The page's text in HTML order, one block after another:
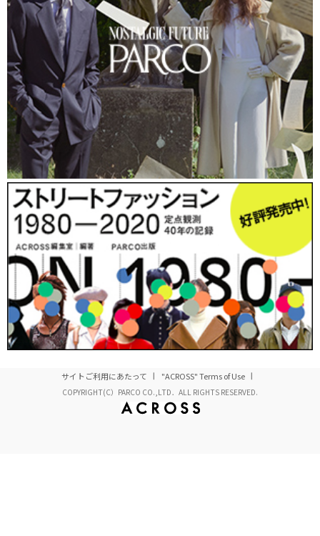
手仕事を称賛することは、当の手仕事に取り組んでいる
人々に対して正当なリスペクトをもたらすとは限らない
ということだ。 非西洋のファッション産業は、しかし、
100％オリエンタリズムの被害者というわけでもない。
手仕事によって、西洋に対して自分たちの存在をアピー
ルすることもできる。西洋からのオリエンタリズムを利
用することで利益を上げるだけではなく、自分たちのア
イデンティティを創り出し、内外に知らしめ、ナショナ
ルブランディングを行う。
非西洋のデザイナーがパリで発表すること自体をファッ
ションの制度の前提として、自国の手仕事を西洋的なモ
ードの文脈へと翻訳する事例も散見される。そこではセ
ルフ・オリエンタリズム（自らが自らをエキゾチック化
すること）と、これまで声を与えられていなかった非西
洋文化を生きる者としての語りが同時に行われている。
しかし、パリでの活躍を目指すことは、そうすることが
非西洋文化を西洋文化に認めさせることを目的とする限
り、西洋＝モードという制度的枠組みから完全に外れら
れるような試みではない。
サイトご利用にあたって "ACROSS" Terms of Use
COPYRIGHT(C）PARCO CO.,LTD．ALL RIGHTS RESERVED.